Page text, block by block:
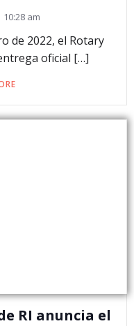
10:28 am
de 2022, el Rotary
oficial […]
RI anuncia el